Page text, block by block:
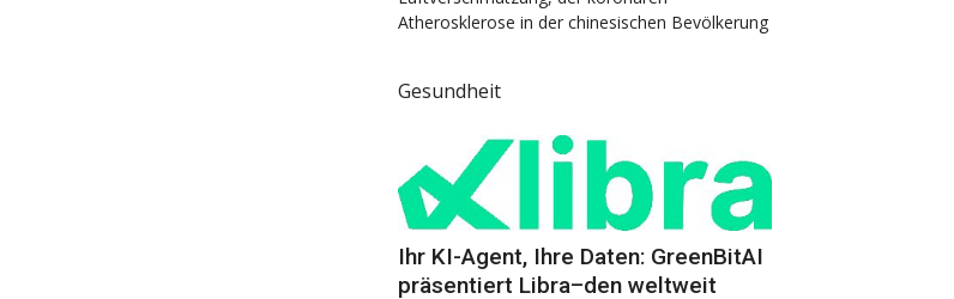
Atherosklerose in der chinesischen Bevölkerung
Gesundheit
Ihr KI-Agent, Ihre Daten: GreenBitAI
präsentiert Libra–den weltweit